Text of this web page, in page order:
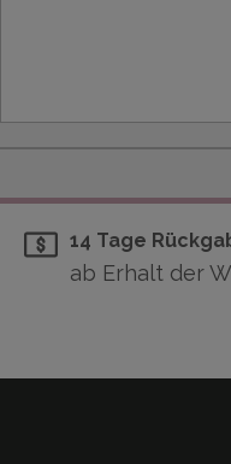
14 Tage
ab Erhalt der